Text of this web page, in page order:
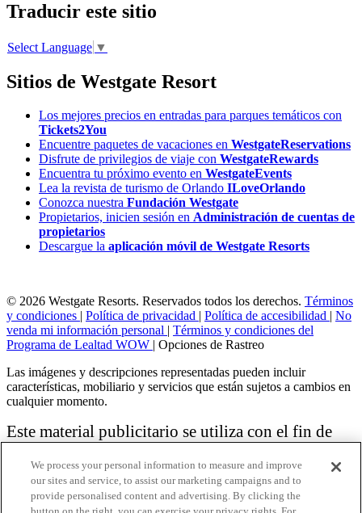
Traducir este sitio
Select Language ▼
Sitios de Westgate Resort
Los mejores precios en entradas para parques temáticos con
Tickets2You
Encuentre paquetes de vacaciones en WestgateReservations
Disfrute de privilegios de viaje con WestgateRewards
Encuentra tu próximo evento en WestgateEvents
Lea la revista de turismo de Orlando ILoveOrlando
Conozca nuestra Fundación Westgate
Propietarios, inicien sesión en Administración de cuentas de
propietarios
Descargue la aplicación móvil de Westgate Resorts
© 2026 Westgate Resorts. Reservados todos los derechos. Términos
y condiciones | Política de privacidad | Política de accesibilidad | No
venda mi información personal | Términos y condiciones del
Programa de Lealtad WOW | Opciones de Rastreo
Las imágenes y descripciones representadas pueden incluir
características, mobiliario y servicios que están sujetos a cambios en
cualquier momento.
Este material publicitario se utiliza con el fin de
vacacional.
Aviso: las funciones de accesibilidad enumeradas aquí no pretenden
We process your personal information to measure and improve
our sites and service, to assist our marketing campaigns and to
provide personalised content and advertising. By clicking the